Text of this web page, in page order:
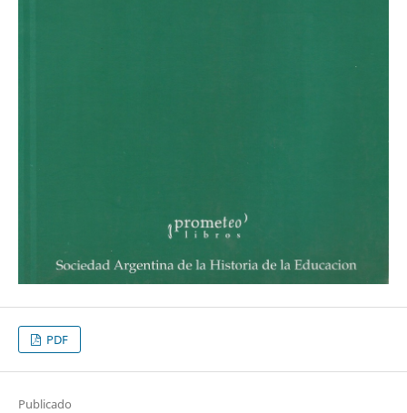
PDF
Publicado